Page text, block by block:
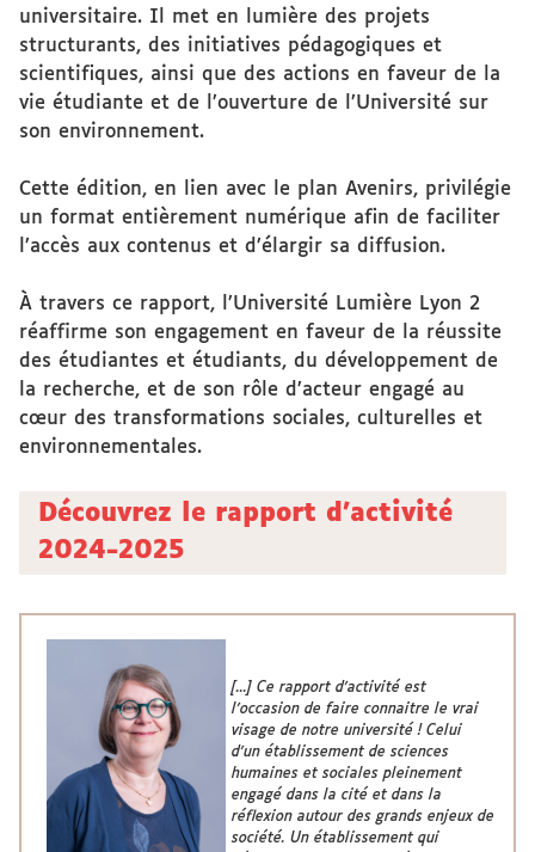
universitaire. Il met en lumière des projets
structurants, des initiatives pédagogiques et
scientifiques, ainsi que des actions en faveur de la
vie étudiante et de l’ouverture de l’Université sur
son environnement.
Cette édition, en lien avec le plan Avenirs, privilégie
un format entièrement numérique afin de faciliter
l’accès aux contenus et d’élargir sa diffusion.
À travers ce rapport, l’Université Lumière Lyon 2
réaffirme son engagement en faveur de la réussite
des étudiantes et étudiants, du développement de
la recherche, et de son rôle d’acteur engagé au
cœur des transformations sociales, culturelles et
environnementales.
Découvrez le rapport d’activité
2024-2025
[...] Ce rapport d’activité est
l’occasion de faire connaitre le vrai
visage de notre université ! Celui
d’un établissement de sciences
humaines et sociales pleinement
engagé dans la cité et dans la
réflexion autour des grands enjeux de
société. Un établissement qui